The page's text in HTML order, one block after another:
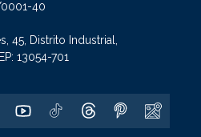
40
45, Distrito Industrial,
13054-701